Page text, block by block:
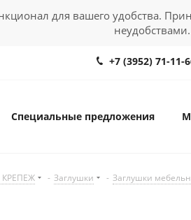
для вашего удобства.
неудобствами.
+7 (3952) 71-11-
Специальные предложения
- Заглушки - Заглушки